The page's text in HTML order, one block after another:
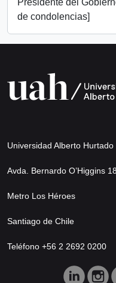
de condolencias]
Universidad Alberto Hurtado
Avda. Bernardo O’Higgins
Metro Los Héroes
Santiago de Chile
Teléfono +56 2 2692 0200